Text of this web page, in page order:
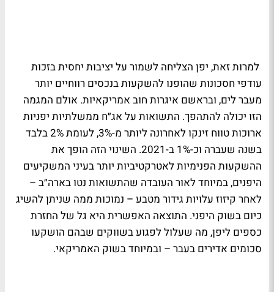
למרות זאת, יפן הצליחה לשמור על יציבות יחסית בזכות
עודפי חסכונות שהופנו להשקעות בנכסים רווחיים יותר
מעבר לים, ובראשם איגרות חוב אמריקאיות. אולם המגמה
הזו יכולה להתהפך. התשואות על אג״ח ממשלתיות יפניות
ארוכות טווח זינקו לאחרונה ליותר מ-3%, לעומת 2% בלבד
בשנה שעברה וכ-1% ב-2021. השינוי הזה הופך את
ההשקעות הפנימיות לאטרקטיביות יותר בעיני המשקיעים
היפנים, במיוחד לאור העובדה שהתשואות נטו בארה״ב –
לאחר קיזוז עלויות גידור מטבע – נמוכות ממה שניתן להשיג
כיום בשוק היפני. התוצאה האפשרית היא גל של החזרת
כספים ליפן, מה שעלול לפגוע בשווקים שבהם הושקעו
סכומים אדירים בעבר – ובמיוחד בשוק האמריקאי.